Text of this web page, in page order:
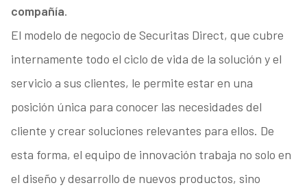
compañía.
El modelo de negocio de Securitas Direct, que cubre
internamente todo el ciclo de vida de la solución y el
servicio a sus clientes, le permite estar en una
posición única para conocer las necesidades del
cliente y crear soluciones relevantes para ellos. De
esta forma, el equipo de innovación trabaja no solo en
el diseño y desarrollo de nuevos productos, sino